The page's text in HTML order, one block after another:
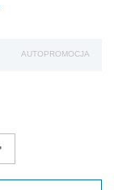
AUTOPROMOCJA